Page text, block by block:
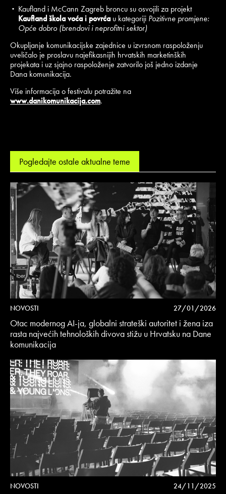
Kaufland i McCann Zagreb broncu su osvojili za projekt
Kaufland škola voća i povrćau kategoriji Pozitivne promjene:
Opće dobro (brendovi i neprofitni sektor)
Okupljanje komunikacijske zajednice u izvrsnom raspoloženju
uveličalo je proslavu najefikasnijih hrvatskih marketinških
projekata i uz sjajno raspoloženje zatvorilo još jedno izdanje
Dana komunikacija.
Više informacija o festivalu potražite na
www.danikomunikacija.com.
Pogledajte ostale aktualne teme
NOVOSTI 27/01/2026
Otac modernog AI-ja, globalni strateški autoritet i žena iza
rasta najvećih tehnoloških divova stižu u Hrvatsku na Dane
komunikacija
NOVOSTI 24/11/2025